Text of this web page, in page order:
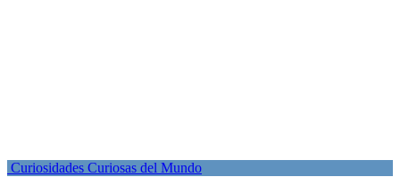
Curiosidades Curiosas del Mundo